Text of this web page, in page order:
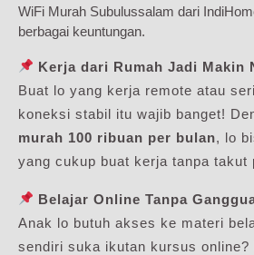
WiFi Murah Subulussalam dari
berbagai keuntungan.
Kerja dari Rumah Jadi Makin
Buat lo yang kerja remote atau
koneksi stabil itu wajib banget!
murah 100 ribuan per bulan, lo
yang cukup buat kerja tanpa takut
Belajar Online Tanpa
Anak lo butuh akses ke materi
sendiri suka ikutan kursus online?